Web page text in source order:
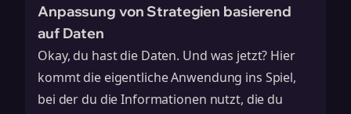
Anpassung von Strategien basierend
auf Daten
Okay, du hast die Daten. Und was jetzt? Hier
kommt die eigentliche Anwendung ins Spiel,
bei der du die Informationen nutzt, die du